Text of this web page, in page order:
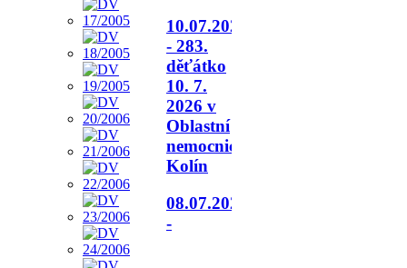
10.07.2026
- 283.
děťátko
10. 7.
2026 v
Oblastní
nemocnici
Kolín
08.07.2026
-